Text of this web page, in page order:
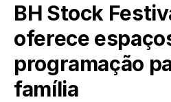
BH Stock
oferece
programação
família